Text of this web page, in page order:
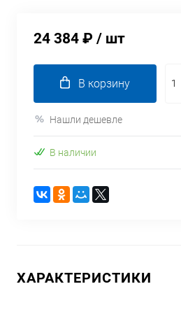
24 384 ₽ / шт
В корзину
Нашли дешевле
В наличии
ХАРАКТЕРИСТИКИ